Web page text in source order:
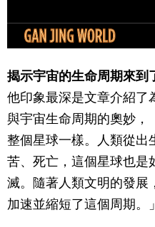
揭示宇宙的生命周期來到
他印象最深是文章介紹了
與宇宙生命周期的奧妙，
整個星球一樣。人類從出
苦、死亡，這個星球也是
滅。隨著人類文明的發展
加速並縮短了這個周期。」